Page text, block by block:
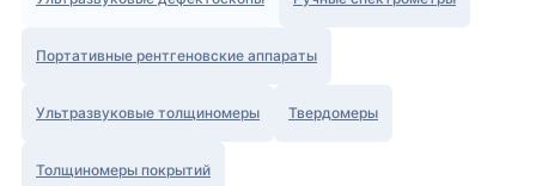
Портативные рентгеновские аппараты
Ультразвуковые толщиномеры Твердомеры
Толщиномеры покрытий